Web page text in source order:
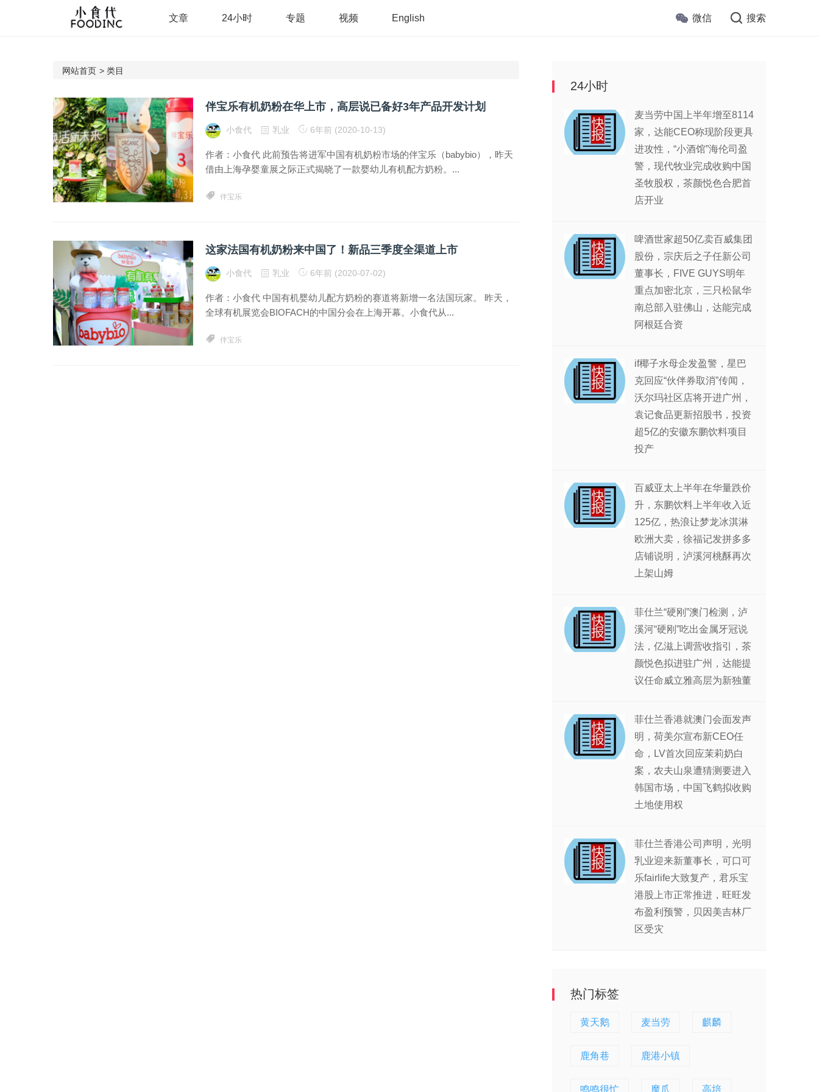
文章 24小时 专题 视频 English 微信 搜索
网站首页 > 类目
伴宝乐有机奶粉在华上市，高层说已备好3年产品开发计划
小食代 乳业 6年前 (2020-10-13)
作者：小食代 此前预告将进军中国有机奶粉市场的伴宝乐（babybio），昨天
借由上海孕婴童展之际正式揭晓了一款婴幼儿有机配方奶粉。...
伴宝乐
这家法国有机奶粉来中国了！新品三季度全渠道上市
小食代 乳业 6年前 (2020-07-02)
作者：小食代 中国有机婴幼儿配方奶粉的赛道将新增一名法国玩家。 昨天，
全球有机展览会BIOFACH的中国分会在上海开幕。小食代从...
伴宝乐
24小时
麦当劳中国上半年增至8114
家，达能CEO称现阶段更具
进攻性，“小酒馆”海伦司盈
警，现代牧业完成收购中国
圣牧股权，茶颜悦色合肥首
店开业
啤酒世家超50亿卖百威集团
股份，宗庆后之子任新公司
董事长，FIVE GUYS明年
重点加密北京，三只松鼠华
南总部入驻佛山，达能完成
阿根廷合资
if椰子水母企发盈警，星巴
克回应“伙伴券取消”传闻，
沃尔玛社区店将开进广州，
袁记食品更新招股书，投资
超5亿的安徽东鹏饮料项目
投产
百威亚太上半年在华量跌价
升，东鹏饮料上半年收入近
125亿，热浪让梦龙冰淇淋
欧洲大卖，徐福记发拼多多
店铺说明，泸溪河桃酥再次
上架山姆
菲仕兰“硬刚”澳门检测，泸
溪河“硬刚”吃出金属牙冠说
法，亿滋上调营收指引，茶
颜悦色拟进驻广州，达能提
议任命威立雅高层为新独董
菲仕兰香港就澳门会面发声
明，荷美尔宣布新CEO任
命，LV首次回应茉莉奶白
案，农夫山泉遭猜测要进入
韩国市场，中国飞鹤拟收购
土地使用权
菲仕兰香港公司声明，光明
乳业迎来新董事长，可口可
乐fairlife大致复产，君乐宝
港股上市正常推进，旺旺发
布盈利预警，贝因美吉林厂
区受灾
热门标签
黄天鹅 麦当劳 麒麟
鹿角巷 鹿港小镇
鸣鸣很忙 魔爪 高培